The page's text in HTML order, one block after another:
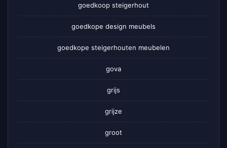
goedkoop steigerhout
goedkope design meubels
goedkope steigerhouten meubelen
gova
grijs
grijze
groot